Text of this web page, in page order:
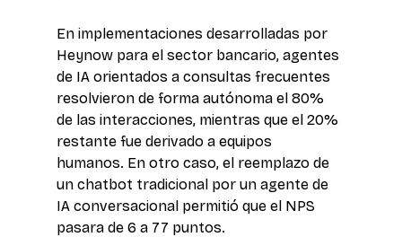
En implementaciones desarrolladas por
Heynow para el sector bancario, agentes
de IA orientados a consultas frecuentes
resolvieron de forma autónoma el 80%
de las interacciones, mientras que el 20%
restante fue derivado a equipos
humanos. En otro caso, el reemplazo de
un chatbot tradicional por un agente de
IA conversacional permitió que el NPS
pasara de 6 a 77 puntos.